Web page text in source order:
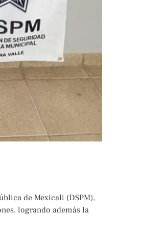
de Mexicali (DSPM),
logrando además la